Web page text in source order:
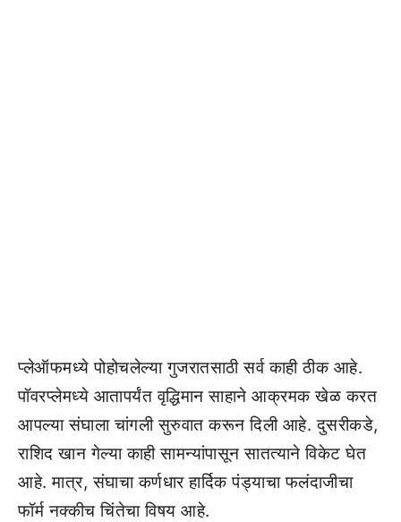
प्लेऑफमध्ये पोहोचलेल्या गुजरातसाठी सर्व काही ठीक आहे.
पॉवरप्लेमध्ये आतापर्यंत वृद्धिमान साहाने आक्रमक खेळ करत
आपल्या संघाला चांगली सुरुवात करून दिली आहे. दुसरीकडे,
राशिद खान गेल्या काही सामन्यांपासून सातत्याने विकेट घेत
आहे. मात्र, संघाचा कर्णधार हार्दिक पंड्याचा फलंदाजीचा
फॉर्म नक्कीच चिंतेचा विषय आहे.